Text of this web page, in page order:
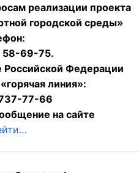
реализации проекта
городской среды»
58-69-75.
Российской Федерации
линия»:
77-66
на сайте